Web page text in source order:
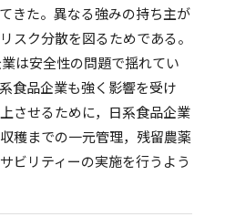
きた。異なる強みの持ち主が
スク分散を図るためである。
は安全性の問題で揺れてい
食品企業も強く影響を受け
させるために，日系食品企業
穫までの一元管理，残留農薬
ビリティーの実施を行うよう